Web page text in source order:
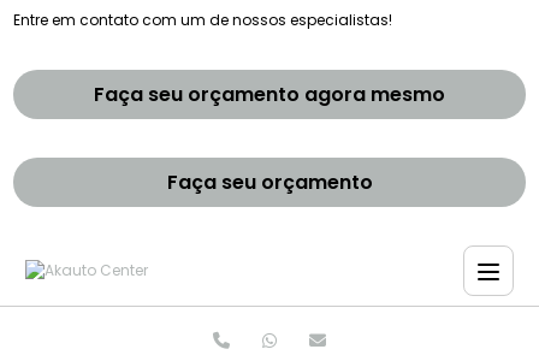
Entre em contato com um de nossos especialistas!
Faça seu orçamento agora mesmo
Faça seu orçamento